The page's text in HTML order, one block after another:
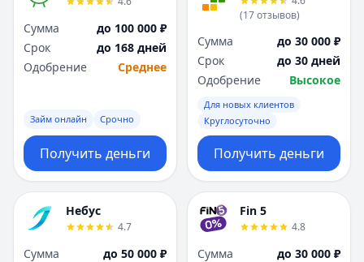
Ярославль
Вся Россия
Ярославль
Вся Россия
Сумма
до 100 000 ₽
Срок
до 168 дней
Одобрение
Среднее
Займ онлайн Срочно
Получить деньги
(17отзывов)
Сумма
до 30 000 ₽
Срок
до 30 дней
Одобрение
Высокое
Для новых клиентов
Круглосуточно
Получить деньги
Небус
4.7
Сумма
до 50 000 ₽
Fin 5
4.8
Сумма
до 30 000 ₽